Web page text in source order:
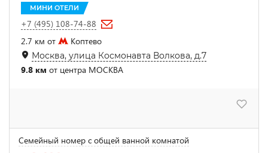
МИНИ ОТЕЛИ
+7 (495) 108-74-88
2.7 км от
Коптево
Москва, улица Космонавта Волкова, д.7
9.8 км от центра МОСКВА
Семейный номер с общей ванной комнатой